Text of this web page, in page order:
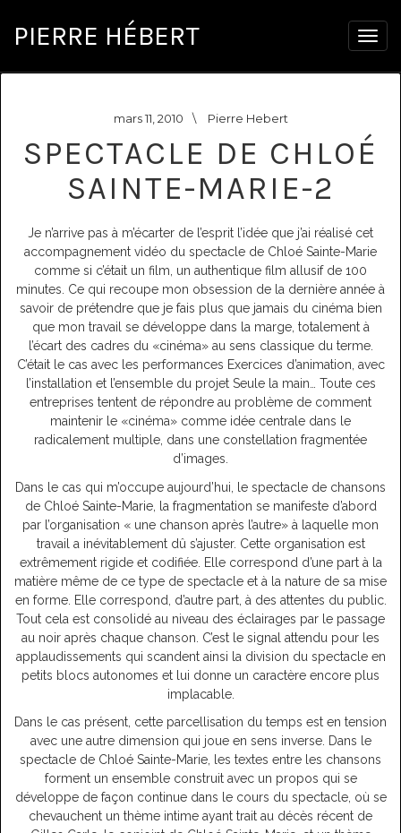
PIERRE HÉBERT
mars 11, 2010 \ Pierre Hebert
SPECTACLE DE CHLOÉ
SAINTE-MARIE-2
Je n’arrive pas à m’écarter de l’esprit l’idée que j’ai réalisé cet
accompagnement vidéo du spectacle de Chloé Sainte-Marie
comme si c’était un film, un authentique film allusif de 100
minutes. Ce qui recoupe mon obsession de la dernière année à
savoir de prétendre que je fais plus que jamais du cinéma bien
que mon travail se développe dans la marge, totalement à
l’écart des cadres du «cinéma» au sens classique du terme.
C’était le cas avec les performances Exercices d’animation, avec
l’installation et l’ensemble du projet Seule la main… Toute ces
entreprises tentent de répondre au problème de comment
maintenir le «cinéma» comme idée centrale dans le
radicalement multiple, dans une constellation fragmentée
d’images.
Dans le cas qui m’occupe aujourd’hui, le spectacle de chansons
de Chloé Sainte-Marie, la fragmentation se manifeste d’abord
par l’organisation « une chanson après l’autre» à laquelle mon
travail a inévitablement dû s’ajuster. Cette organisation est
extrêmement rigide et codifiée. Elle correspond d’une part à la
matière même de ce type de spectacle et à la nature de sa mise
en forme. Elle correspond, d’autre part, à des attentes du public.
Tout cela est consolidé au niveau des éclairages par le passage
au noir après chaque chanson. C’est le signal attendu pour les
applaudissements qui scandent ainsi la division du spectacle en
petits blocs autonomes et lui donne un caractère encore plus
implacable.
Dans le cas présent, cette parcellisation du temps est en tension
avec une autre dimension qui joue en sens inverse. Dans le
spectacle de Chloé Sainte-Marie, les textes entre les chansons
forment un ensemble construit avec un propos qui se
développe de façon continue dans le cours du spectacle, où se
chevauchent un thème intime ayant trait au décès récent de